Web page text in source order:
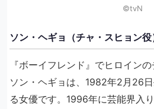
©︎tvN
ソン・ヘギョ（チャ・スヒョン
『ボーイフレンド』でヒロイン
ソン・ヘギョは、1982年2月26
る女優です。1996年に芸能界入